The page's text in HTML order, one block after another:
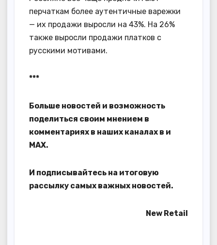
перчаткам более аутентичные варежки
— их продажи выросли на 43%. На 26%
также выросли продажи платков с
русскими мотивами.
***
Больше новостей и возможность
поделиться своим мнением в
комментариях в наших каналах в и
MAX.
И подписывайтесь на итоговую
рассылку самых важных новостей.
New Retail